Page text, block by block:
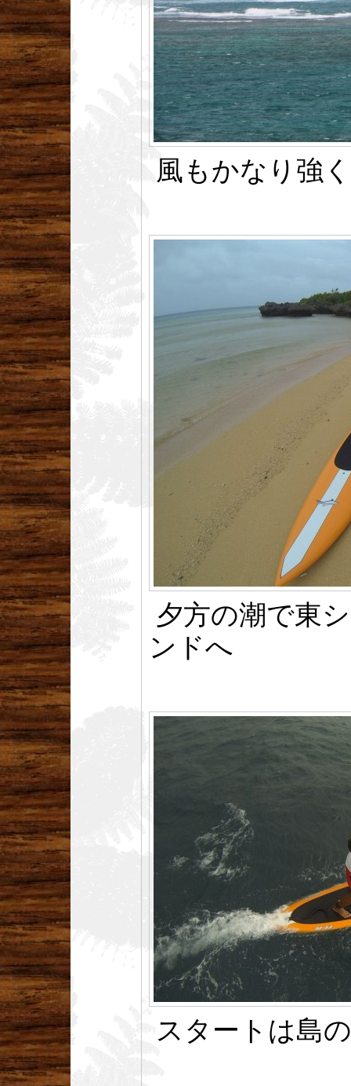
風もかなり強
夕方の潮で東
ンドへ
スタートは島